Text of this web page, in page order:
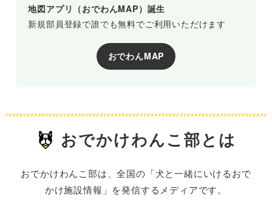
地図アプリ（おでわんMAP）誕生
新規部員登録で誰でも無料でご利用いただけます
おでわんMAP
おでかけわんこ部とは
おでかけわんこ部は、全国の「犬と一緒にいけるおで
かけ施設情報」を発信するメディアです。